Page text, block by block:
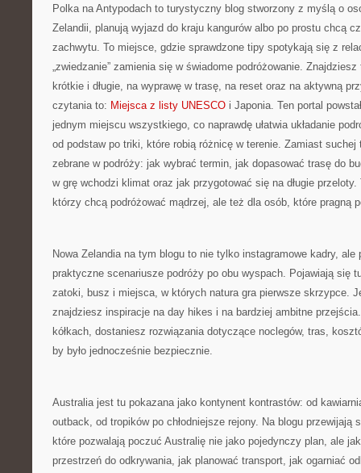
Polka na Antypodach to turystyczny blog stworzony z myślą o
Zelandii, planują wyjazd do kraju kangurów albo po prostu chcą
zachwytu. To miejsce, gdzie sprawdzone tipy spotykają się z
„zwiedzanie” zamienia się w świadome podróżowanie.
krótkie i długie, na wyprawę w trasę, na reset oraz na aktywną
czytania to: Miejsca z listy UNESCO i Japonia. Ten portal
jednym miejscu wszystkiego, co naprawdę ułatwia układanie
od podstaw po triki, które robią różnicę w terenie. Zamiast
zebrane w podróży: jak wybrać termin, jak dopasować trasę do
w grę wchodzi klimat oraz jak przygotować się na długie
którzy chcą podróżować mądrzej, ale też dla osób, które pragną
Nowa Zelandia na tym blogu to nie tylko instagramowe kadry,
praktyczne scenariusze podróży po obu wyspach. Pojawiają się
zatoki, busz i miejsca, w których natura gra pierwsze skrzypce.
znajdziesz inspiracje na day hikes i na bardziej ambitne
kółkach, dostaniesz rozwiązania dotyczące noclegów, tras,
by było jednocześnie bezpiecznie.
Australia jest tu pokazana jako kontynent kontrastów: od
outback, od tropików po chłodniejsze rejony. Na blogu przewijają
które pozwalają poczuć Australię nie jako pojedynczy plan, ale
przestrzeń do odkrywania, jak planować transport, jak ogarniać